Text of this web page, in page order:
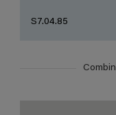
S7.04.85